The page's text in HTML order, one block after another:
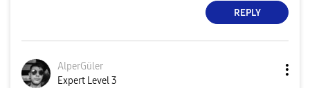
REPLY
AlperGüler
Expert Level 3